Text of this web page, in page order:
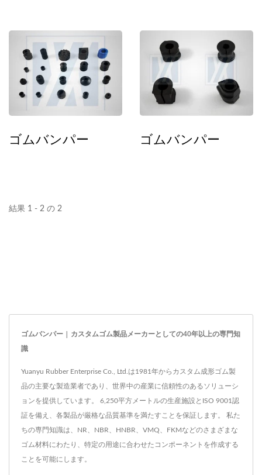
ゴムバンパー ゴムバンパー
結果 1 - 2 の 2
ゴムバンパー | カスタムゴム製品メーカーとしての40年以上の専門知
識
Yuanyu Rubber Enterprise Co., Ltd.は1981年からカスタム成形ゴム製
品の主要な製造業者であり、世界中の産業に信頼性のあるソリューシ
ョンを提供しています。 6,250平方メートルの生産施設とISO 9001認
証を備え、各製品が厳格な品質基準を満たすことを保証します。 私た
ちの専門知識は、NR、NBR、HNBR、VMQ、FKMなどのさまざまな
ゴム材料にわたり、特定の用途に合わせたコンポーネントを作成する
ことを可能にします。